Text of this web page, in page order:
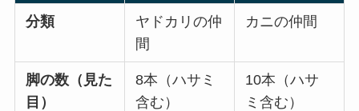
分類
ヤドカリの仲
間
カニの仲間
脚の数（見た
目）
8本（ハサミ
含む）
10本（ハサ
ミ含む）